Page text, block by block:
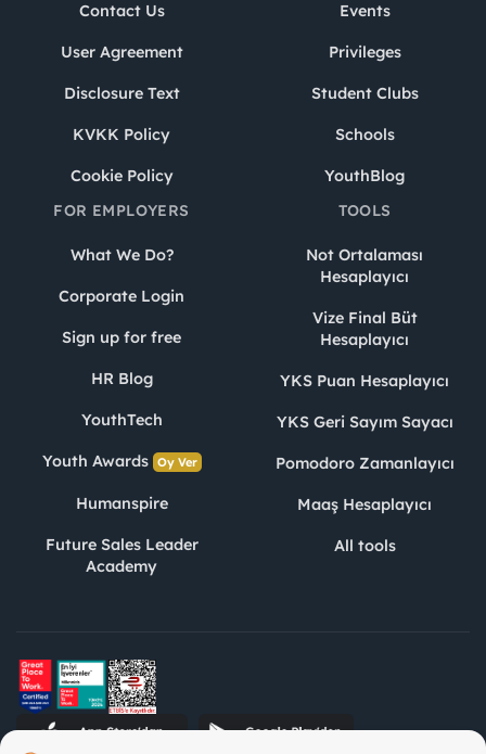
Contact Us
User Agreement
Disclosure Text
KVKK Policy
Cookie Policy
Events
Privileges
Student Clubs
Schools
YouthBlog
FOR EMPLOYERS
What We Do?
Corporate Login
Sign up for free
HR Blog
YouthTech
Youth Awards Oy Ver
Humanspire
Future Sales Leader
Academy
TOOLS
Not Ortalaması
Hesaplayıcı
Vize Final Büt
Hesaplayıcı
YKS Puan Hesaplayıcı
YKS Geri Sayım Sayacı
Pomodoro Zamanlayıcı
Maaş Hesaplayıcı
All tools